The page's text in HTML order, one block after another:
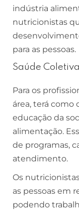
indústria
nutricionistas
para as pessoas.
Saúde Coletiva
Para os
área, terá como
educação da
alimentação.
de programas,
atendimento.
Os
as pessoas em
podendo